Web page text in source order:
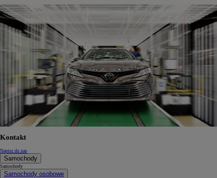
Kontakt
Napisz do nas
Samochody
Samochody
Samochody osobowe